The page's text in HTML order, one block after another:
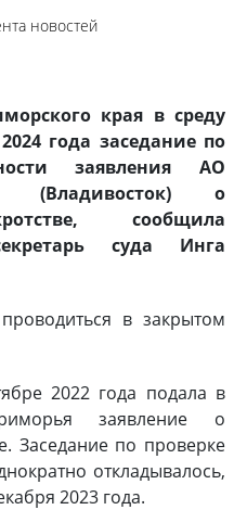
новостей
края в среду
года заседание по
заявления АО
(Владивосток) о
сообщила
суда Инга
в закрытом
2022 года подала в
заявление о
Заседание по проверке
откладывалось,
2023 года.